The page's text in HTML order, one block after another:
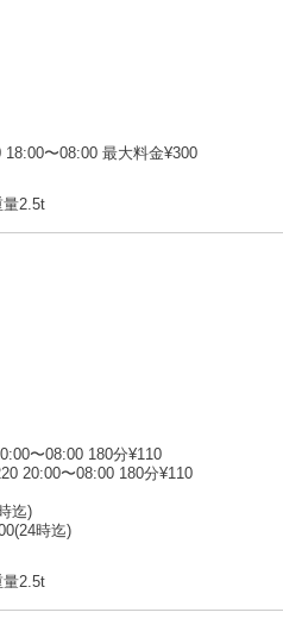
〜08:00 最大料金¥300
量2.5t
〜08:00 180分¥110
20:00〜08:00 180分¥110
迄)
時迄)
量2.5t